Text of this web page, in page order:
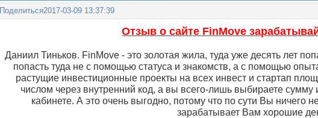
Поделиться2017-03-09 13:37:39
Отзыв о сайте FinMove
Даниил Тиньков. FinMove - это золотая жила, туда уже десять лет
попасть туда не с помощью статуса и знакомств, а с помощью
растущие инвестиционные проекты на всех инвест и стартап
числом через внутренний код, а вы всего-лишь выбираете сумму
кабинете. А это очень выгодно, потому что по сути Вы ничего
зарабатывает Вам хорошие